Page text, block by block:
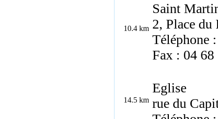
10.4 km
Saint
2, Place du
Téléphone
Fax : 04 68
14.5 km
Eglise
rue du